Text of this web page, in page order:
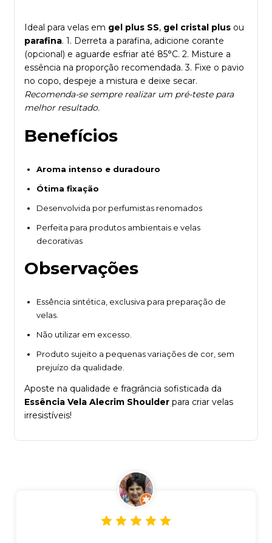
Ideal para velas em gel plus SS, gel cristal plus ou
parafina. 1. Derreta a parafina, adicione corante
(opcional) e aguarde esfriar até 85°C. 2. Misture a
essência na proporção recomendada. 3. Fixe o pavio
no copo, despeje a mistura e deixe secar.
Recomenda-se sempre realizar um pré-teste para
melhor resultado.
Benefícios
Aroma intenso e duradouro
Ótima fixação
Desenvolvida por perfumistas renomados
Perfeita para produtos ambientais e velas
decorativas
Observações
Essência sintética, exclusiva para preparação de
velas.
Não utilizar em excesso.
Produto sujeito a pequenas variações de cor, sem
prejuízo da qualidade.
Aposte na qualidade e fragrância sofisticada da
Essência Vela Alecrim Shoulder para criar velas
irresistíveis!